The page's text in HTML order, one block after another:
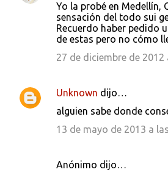
Yo la probé en Medellín,
sensación del todo sui
Recuerdo haber pedido
de estas pero no cómo
27 de diciembre de 2012
Unknown dijo…
alguien sabe donde
13 de mayo de 2013 a
Anónimo dijo…